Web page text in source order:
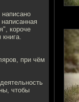
короче
при чём
чтобы